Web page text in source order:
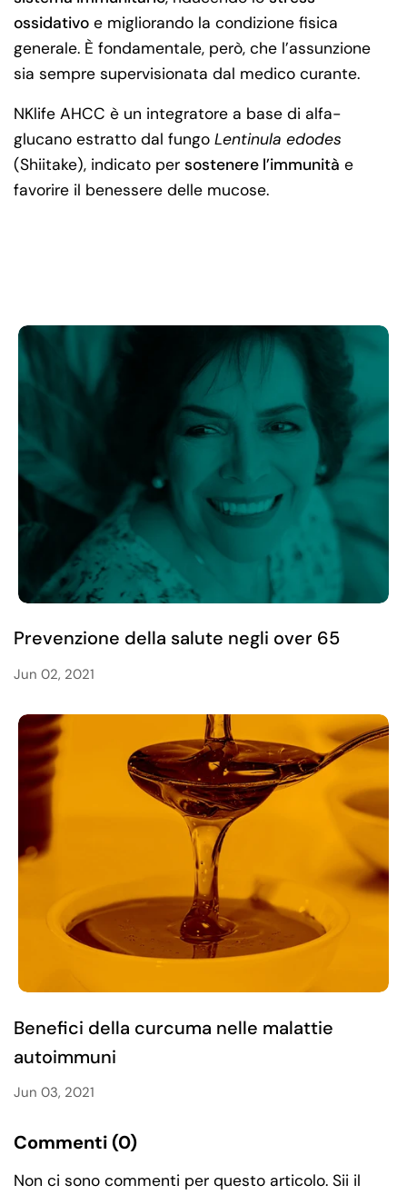
ossidativo e migliorando la condizione fisica
generale. È fondamentale, però, che l’assunzione
sia sempre supervisionata dal medico curante.
NKlife AHCC è un integratore a base di alfa-
glucano estratto dal fungo Lentinula edodes
(Shiitake), indicato per sostenere l’immunità e
favorire il benessere delle mucose.
Prevenzione della salute negli over 65
Jun 02, 2021
Benefici della curcuma nelle malattie
autoimmuni
Jun 03, 2021
Commenti (0)
Non ci sono commenti per questo articolo. Sii il